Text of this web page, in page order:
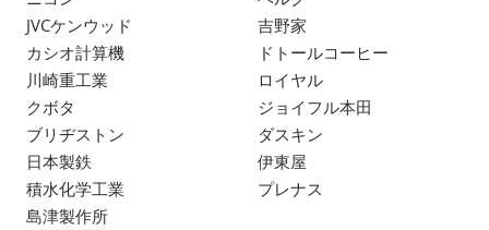
JVCケンウッド
カシオ計算機
川崎重工業
クボタ
ブリヂストン
日本製鉄
積水化学工業
島津製作所
吉野家
ドトールコーヒー
ロイヤル
ジョイフル本田
ダスキン
伊東屋
プレナス